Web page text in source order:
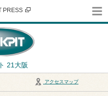
21大阪
PRESS
アクセスマップ